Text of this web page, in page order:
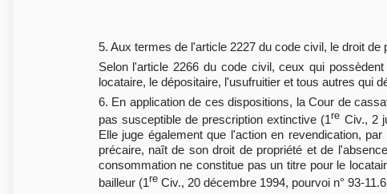
5. Aux termes de l'article 2227 du code civil, le droit de
Selon l'article 2266 du code civil, ceux qui
locataire, le dépositaire, l'usufruitier et tous autres qui
6. En application de ces dispositions, la Cour de
pas susceptible de prescription extinctive (1re Civ., 2
Elle juge également que l'action en revendication,
précaire, naît de son droit de propriété et de
consommation ne constitue pas un titre pour le
bailleur (1reCiv., 20 décembre 1994, pourvoi n° 93-